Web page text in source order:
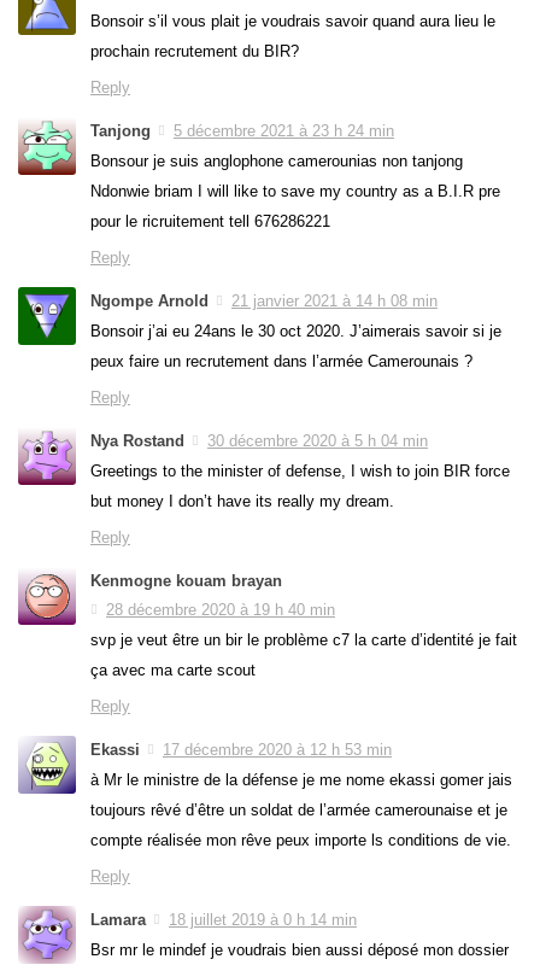
Bonsoir s’il vous plait je voudrais savoir quand aura lieu le
prochain recrutement du BIR?
Reply
Tanjong
5 décembre 2021 à 23 h 24 min
Bonsour je suis anglophone camerounias non tanjong
Ndonwie briam I will like to save my country as a B.I.R pre
pour le ricruitement tell 676286221
Reply
Ngompe Arnold
21 janvier 2021 à 14 h 08 min
Bonsoir j’ai eu 24ans le 30 oct 2020. J’aimerais savoir si je
peux faire un recrutement dans l’armée Camerounais ?
Reply
Nya Rostand
30 décembre 2020 à 5 h 04 min
Greetings to the minister of defense, I wish to join BIR force
but money I don’t have its really my dream.
Reply
Kenmogne kouam brayan
28 décembre 2020 à 19 h 40 min
svp je veut être un bir le problème c7 la carte d’identité je fait
ça avec ma carte scout
Reply
Ekassi
17 décembre 2020 à 12 h 53 min
à Mr le ministre de la défense je me nome ekassi gomer jais
toujours rêvé d’être un soldat de l’armée camerounaise et je
compte réalisée mon rêve peux importe ls conditions de vie.
Reply
Lamara
18 juillet 2019 à 0 h 14 min
Bsr mr le mindef je voudrais bien aussi déposé mon dossier